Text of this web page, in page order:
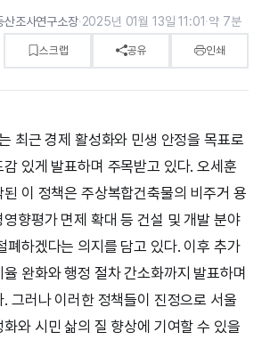
산조사연구소장·2025년 01월 13일 11:01·약 7분
스크랩 공유 인쇄
최근 경제 활성화와 민생 안정을 목표로
있게 발표하며 주목받고 있다. 오세훈
이 정책은 주상복합건축물의 비주거 용
향평가 면제 확대 등 건설 및 개발 분야
폐하겠다는 의지를 담고 있다. 이후 추가
완화와 행정 절차 간소화까지 발표하며
그러나 이러한 정책들이 진정으로 서울
와 시민 삶의 질 향상에 기여할 수 있을